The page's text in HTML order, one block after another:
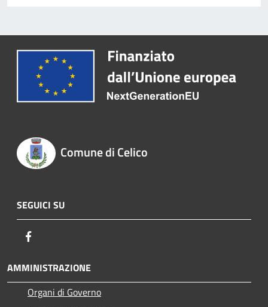
Comune di Celico
SEGUICI SU
AMMINISTRAZIONE
Organi di Governo